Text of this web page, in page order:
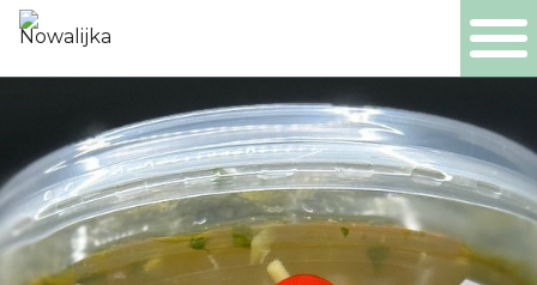
DE NL
PRODUCTEN